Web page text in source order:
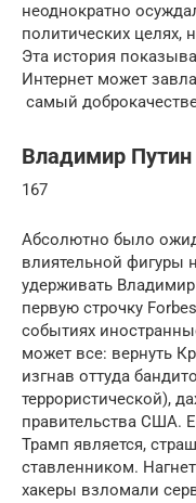
неоднократно
политических целях,
Эта история
Интернет может
самый
Владимир Путин
167
Абсолютно было
влиятельной фигуры
удерживать
первую строчку
событиях
может все: вернуть
изгнав оттуда
террористической),
правительства США.
Трамп является,
ставленником.
хакеры взломали